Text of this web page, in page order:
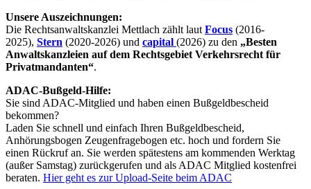
Unsere Auszeichnungen:
Die Rechtsanwaltskanzlei Mettlach zählt laut Focus (2016-
2025), Stern (2020-2026) und capital (2026) zu den „Besten
Anwaltskanzleien auf dem Rechtsgebiet Verkehrsrecht für
Privatmandanten“.
ADAC-Bußgeld-Hilfe:
Sie sind ADAC-Mitglied und haben einen Bußgeldbescheid
bekommen?
Laden Sie schnell und einfach Ihren Bußgeldbescheid,
Anhörungsbogen Zeugenfragebogen etc. hoch und fordern Sie
einen Rückruf an. Sie werden spätestens am kommenden Werktag
(außer Samstag) zurückgerufen und als ADAC Mitglied kostenfrei
beraten. Hier geht es zur Upload-Seite beim ADAC